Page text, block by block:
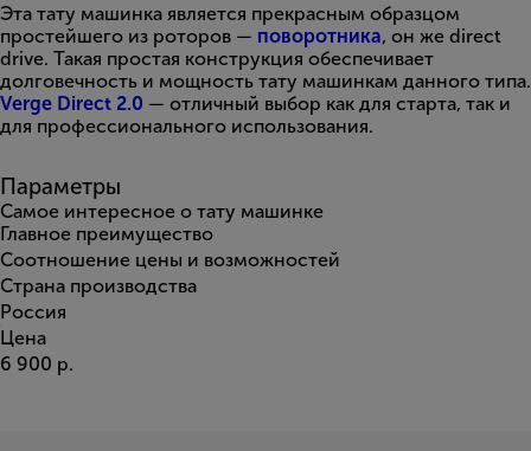
Эта тату машинка является прекрасным образцом
простейшего из роторов — поворотника, он же direct
drive. Такая простая конструкция обеспечивает
долговечность и мощность тату машинкам данного типа.
Verge Direct 2.0 — отличный выбор как для старта, так и
для профессионального использования.
Параметры
Самое интересное о тату машинке
Главное преимущество
Соотношение цены и возможностей
Страна производства
Россия
Цена
6 900 р.